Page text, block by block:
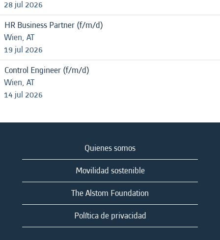
28 jul 2026
HR Business Partner (f/m/d)
Wien, AT
19 jul 2026
Control Engineer (f/m/d)
Wien, AT
14 jul 2026
Quienes somos
Movilidad sostenible
The Alstom Foundation
Política de privacidad